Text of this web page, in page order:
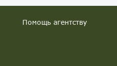
Помощь агентству